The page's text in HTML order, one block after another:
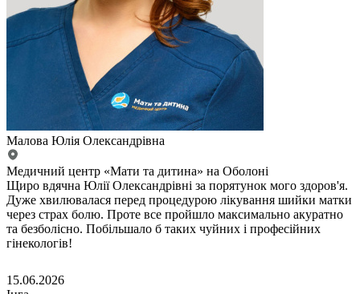
Малова Юлія Олександрівна
Медичний центр «Мати та дитина» на Оболоні
Щиро вдячна Юлії Олександрівні за порятунок мого здоров'я.
Дуже хвилювалася перед процедурою лікування шийки матки
через страх болю. Проте все пройшло максимально акуратно
та безболісно. Побільшало б таких чуйних і професійних
гінекологів!
15.06.2026